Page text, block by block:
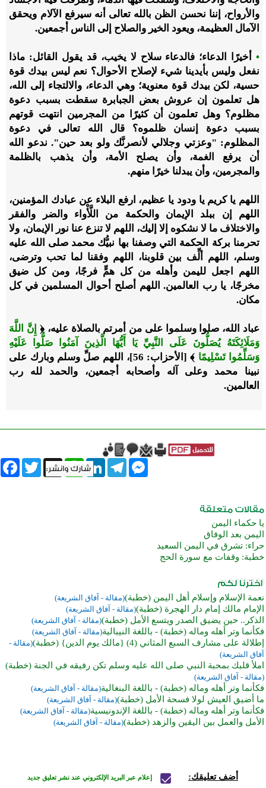
والأرواح، إننا نحسن الظن بالله تعالى أنه سيرفع الآلام ويحقق
الآمال العظيمة، ويعود الخير والصلاح إلى الناس أجمعين.
• أخيرًا الدعاء؛ فالدعاء سلاح لا يخيب، قد يقول القائل: ماذا
نفعل وليس بأيدينا شيء لإصلاح الأحوال؟ نعم ليس بيدك قوة
حسية، لكن بيدك قوة معنوية؛ وهي الدعاء، والالتجاء إلى الله،
هل تعلمون إن عروش بعض الجبابرة سقطت بسبب دعوة
مظلوم؟ وهل تعلمون أن كثيرًا من المجرمين انتهت قوتهم
بسبب دعوة إنسان ظلموه؟ قال الله تعالى في دعوة
المظلوم: "وعزتي وجلالي لأنصرنَّك ولو بعد حين". ندعو الله
أن يرفع الغمة، وأن يصلح الأمة، وأن يذهب بالظلمة
والمجرمين، وأن يبدلنا خيرًا منهم.
اللهم يا كريم يا ودود يا عظيم، ارفع البلاء عن عبادك المؤمنين،
اللهم إن ببلد الإيمان والحكمة من اللَّأْواء والضر والفقر
والاختلاف ما لا نشكوه إلا إليك، اللهم لا تنزع عنا نور الإيمان، ولا
تحرمنا بركة الحكمة التي وصفنا بها نبيُّك محمد صلى الله عليه
وسلم، اللهم ألِّف بين قلوبنا، اللهم وفقنا لما تحب وترضى،
اللهم اجعل لليمن وأهله من كل همٍّ فرجًا، ومن كل ضيق
مخرجًا، يا رب العالمين. اللهم أصلح أحوال المسلمين في كل
مكان.
عباد الله، صلوا وسلموا على من أمرتم بالصلاة عليه، ﴿ إِنَّ اللَّهَ
وَمَلَائِكَتَهُ يُصَلُّونَ عَلَى النَّبِيِّ يَا أَيُّهَا الَّذِينَ آمَنُوا صَلُّوا عَلَيْهِ
وَسَلِّمُوا تَسْلِيمًا
﴾ [الأحزاب: 56]، اللهم صلِّ وسلم وبارك على
نبينا محمد وعلى آله وأصحابه أجمعين، والحمد لله رب
العالمين.
Twitter X
WhatsAppLinkedInTelegram
Messenger
يا حكماء اليمن
اليمن بعد الوفاق
حراء: تشرق في اليمن السعيد
خطبة: وقفات مع سورة الحج
نعمة الإسلام وإسلام أهل اليمن (خطبة)(مقالة - آفاق الشريعة)
الإمام مالك إمام دار الهجرة (خطبة)(مقالة - آفاق الشريعة)
الذكر.. حين يضيق الصدر ويتسع الأمل (خطبة)(مقالة - آفاق الشريعة)
فكأنما وتر أهله وماله (خطبة) - باللغة النيبالية(مقالة - آفاق الشريعة)
إطلالة على مشارف السبع المثاني (4) {مالك يوم الدين} (خطبة)
(مقالة -
آفاق الشريعة)
املأ قلبك بمحبة النبي صلى الله عليه وسلم تكن رفيقه في الجنة (خطبة)
(مقالة - آفاق الشريعة)
فكأنما وتر أهله وماله (خطبة) - باللغة البنغالية(مقالة - آفاق الشريعة)
ما أضيق العيش لولا فسحة الأمل (خطبة)(مقالة - آفاق الشريعة)
فكأنما وتر أهله وماله (خطبة) - باللغة الإندونيسية(مقالة - آفاق الشريعة)
الأمل والعمل بين اليقين والزهد (خطبة)(مقالة - آفاق الشريعة)
أضف تعليقك: إعلام عبر البريد الإلكتروني عند نشر تعليق جديد